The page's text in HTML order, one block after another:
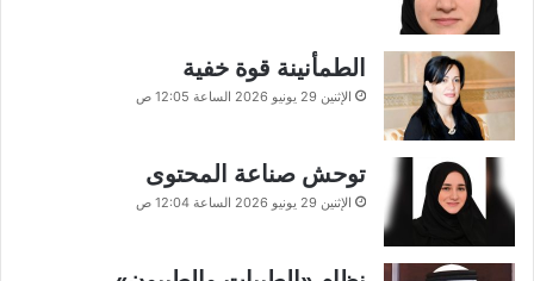
الطمأنينة قوة خفية
الإثنين 29 يونيو 2026 الساعة 12:05 ص
توحش صناعة المحتوى
الإثنين 29 يونيو 2026 الساعة 12:04 ص